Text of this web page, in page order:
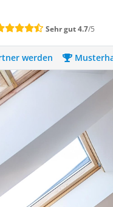
Sehr gut4.7/5
werden